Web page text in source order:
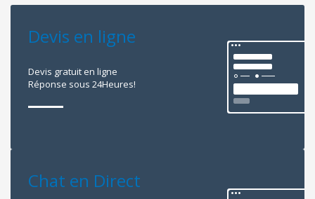
Devis en ligne
Devis gratuit en ligne
Réponse sous 24Heures!
Chat en Direct